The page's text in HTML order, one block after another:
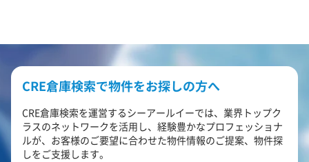
CRE倉庫検索で物件をお探しの方へ
CRE倉庫検索を運営するシーアールイーでは、業界トップク
ラスのネットワークを活用し、経験豊かなプロフェッショナ
ルが、お客様のご要望に合わせた物件情報のご提案、物件探
しをご支援します。